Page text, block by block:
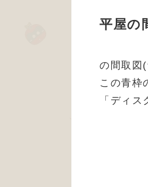
平屋の
の間取図
この青枠
「ディ